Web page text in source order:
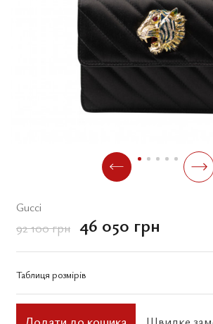
Gucci
92 100 грн 46 050 грн
Таблиця розмірів